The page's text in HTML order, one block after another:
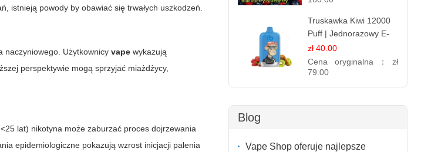
istnieją powody by obawiać się trwałych uszkodzeń.
naczyniowego. Użytkownicyvape wykazują
perspektywie mogą sprzyjać miażdżycy,
lat) nikotyna może zaburzać proces dojrzewania
epidemiologiczne pokazują wzrost inicjacji palenia
Truskawka Kiwi 12000
Puff | Jednorazowy E-
papierosy | Owocowa
Mieszanka
zł 40.00
Cena oryginalna： zł
79.00
Blog
Vape Shop oferuje najlepsze